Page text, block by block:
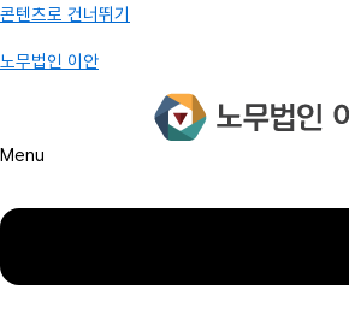
콘텐츠로 건너뛰기
노무법인 이안
Menu